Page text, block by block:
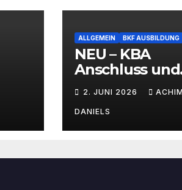
ALLGEMEIN BKF AUSBILDUNG
NEU – KBA
Anschluss und
Bis zu 50%
2. JUNI 2026 ACHIM
DANIELS